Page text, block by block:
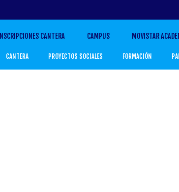
INSCRIPCIONES CANTERA CAMPUS MOVISTAR
CANTERA PROYECTOS SOCIALES FORMACIÓN